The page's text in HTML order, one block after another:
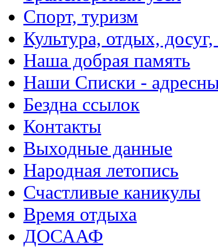
Спорт, туризм
Культура, отдых,
Наша добрая память
Наши Списки -
Бездна ссылок
Контакты
Выходные данные
Народная летопись
Счастливые каникулы
Время отдыха
ДОСААФ